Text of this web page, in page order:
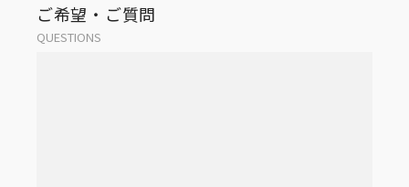
ご希望・ご質問
QUESTIONS